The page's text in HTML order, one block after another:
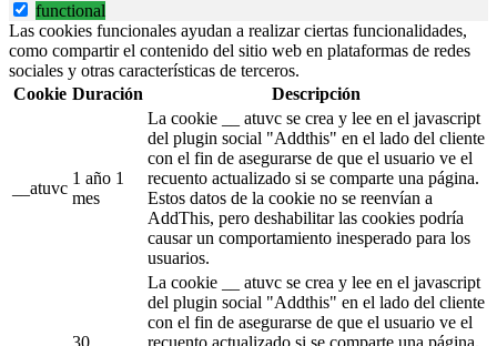
functional
Las cookies funcionales ayudan a realizar ciertas funcionalidades,
como compartir el contenido del sitio web en plataformas de redes
sociales y otras características de terceros.
Cookie Duración Descripción
__atuvc
1 año 1
mes
La cookie __ atuvc se crea y lee en el javascript
del plugin social "Addthis" en el lado del cliente
con el fin de asegurarse de que el usuario ve el
recuento actualizado si se comparte una página.
Estos datos de la cookie no se reenvían a
AddThis, pero deshabilitar las cookies podría
causar un comportamiento inesperado para los
usuarios.
La cookie __ atuvc se crea y lee en el javascript
del plugin social "Addthis" en el lado del cliente
con el fin de asegurarse de que el usuario ve el